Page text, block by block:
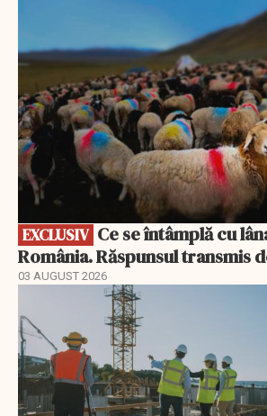
EXCLUSIV
România. Răspunsul transmis
03 AUGUST 2026